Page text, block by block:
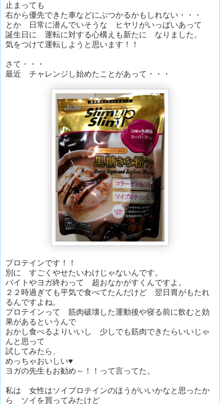
止まっても
右から優先できた車などにぶつかるかもしれない・・・
とか 日常に潜んでいそうな ヒヤリがいっぱいあって
誕生日に 運転に対する心構えも新たに なりました。
気をつけて運転しようと思います！！
さて・・・
最近 チャレンジし始めたことがあって・・・
プロテインです！！
別に すごくやせたいわけじゃないんです。
バイトやヨガ終わって 超おなかがすくんですよ。
２２時過ぎても平気で食べてたんだけど 翌日胃がもたれ
るんですよね。
プロテインって 筋肉破壊した運動後や寝る前に飲むと効
果があるというんで
おかし食べるよりいいし 少しでも筋肉できたらいいじゃ
んと思って
試してみたら、
めっちゃおいしい♥
ヨガの先生もお勧め～！！って言ってた。
私は 女性はソイプロテインのほうがいいかなと思ったか
ら ソイを買ってみたけど